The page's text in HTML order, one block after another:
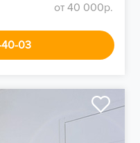
от 40 000р.
40-03